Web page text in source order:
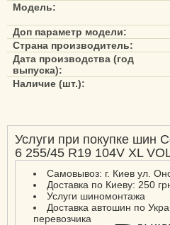
Модель:
Доп параметр модели:
Страна производитель:
Дата производства (год
выпуска):
Наличие (шт.):
Услуги при покупке шин
6 255/45 R19 104V XL
Самовывоз: г. Киев ул.
Доставка по Киеву: 250
Услуги шиномонтажа
Доставка автошин по
перевозчика